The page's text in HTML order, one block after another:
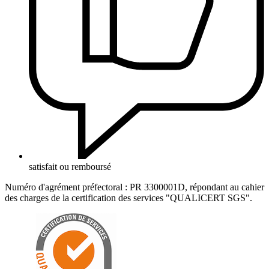
satisfait ou remboursé
Numéro d'agrément préfectoral : PR 3300001D, répondant au cahier
des charges de la certification des services "QUALICERT SGS".